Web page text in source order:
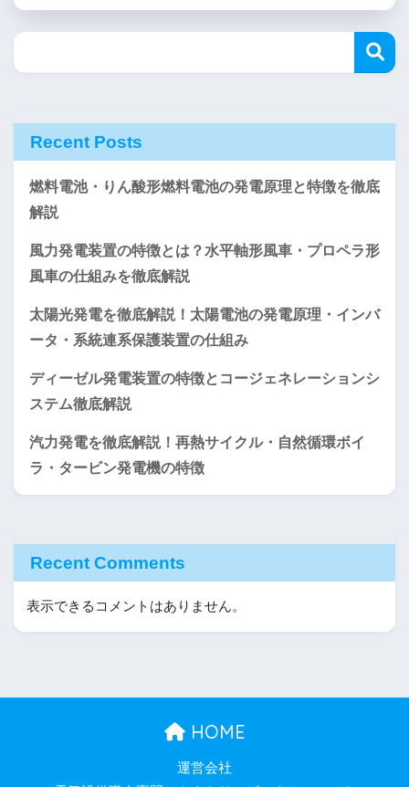
Recent Posts
燃料電池・りん酸形燃料電池の発電原理と特徴を徹底
解説
風力発電装置の特徴とは？水平軸形風車・プロペラ形
風車の仕組みを徹底解説
太陽光発電を徹底解説！太陽電池の発電原理・インバ
ータ・系統連系保護装置の仕組み
ディーゼル発電装置の特徴とコージェネレーションシ
ステム徹底解説
汽力発電を徹底解説！再熱サイクル・自然循環ボイ
ラ・タービン発電機の特徴
Recent Comments
表示できるコメントはありません。
HOME
運営会社